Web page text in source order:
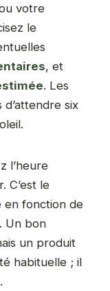
votre
le
, et
. Les
six
l’heure
C’est le
en fonction de
Un bon
un produit
habituelle ; il